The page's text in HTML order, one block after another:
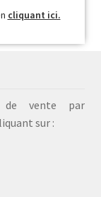
cliquant ici.
de vente par
sur :